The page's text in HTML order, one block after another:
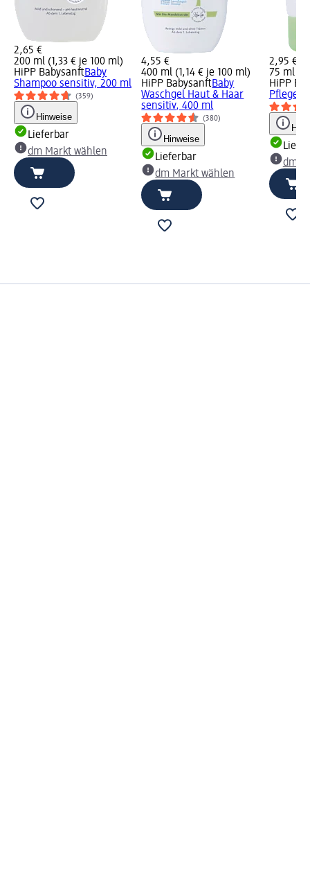
2,65 €
200 ml (1,33 € je 100 ml)
HiPP BabysanftBaby
Shampoo sensitiv, 200 ml
(359)
Hinweise
Lieferbar
dm Markt wählen
4,55 €
400 ml (1,14 € je 100 ml)
HiPP BabysanftBaby
Waschgel Haut & Haar
sensitiv, 400 ml
(380)
Hinweise
Lieferbar
dm Markt wählen
2,95 €
75 ml
HiPP
dm